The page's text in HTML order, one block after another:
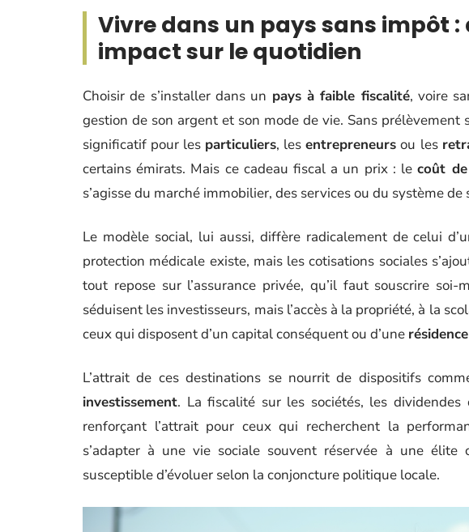
Vivre dans un pays sans impôt
impact sur le quotidien
Choisir de s’installer dans un pays à faible fiscalité, voire
gestion de son argent et son mode de vie. Sans
significatif pour les particuliers, lesentrepreneurs ou les
certains émirats. Mais ce cadeau fiscal a un prix : lecoût
s’agisse du marché immobilier, des services ou du système de
Le modèle social, lui aussi, diffère radicalement de celui
protection médicale existe, mais les cotisations sociales
tout repose sur l’assurance privée, qu’il faut souscrire
séduisent les investisseurs, mais l’accès à la propriété, à la
ceux qui disposent d’un capital conséquent ou d’une
L’attrait de ces destinations se nourrit de dispositifs
investissement. La fiscalité sur les sociétés, les
renforçant l’attrait pour ceux qui recherchent la
s’adapter à une vie sociale souvent réservée à une élite
susceptible d’évoluer selon la conjoncture politique locale.